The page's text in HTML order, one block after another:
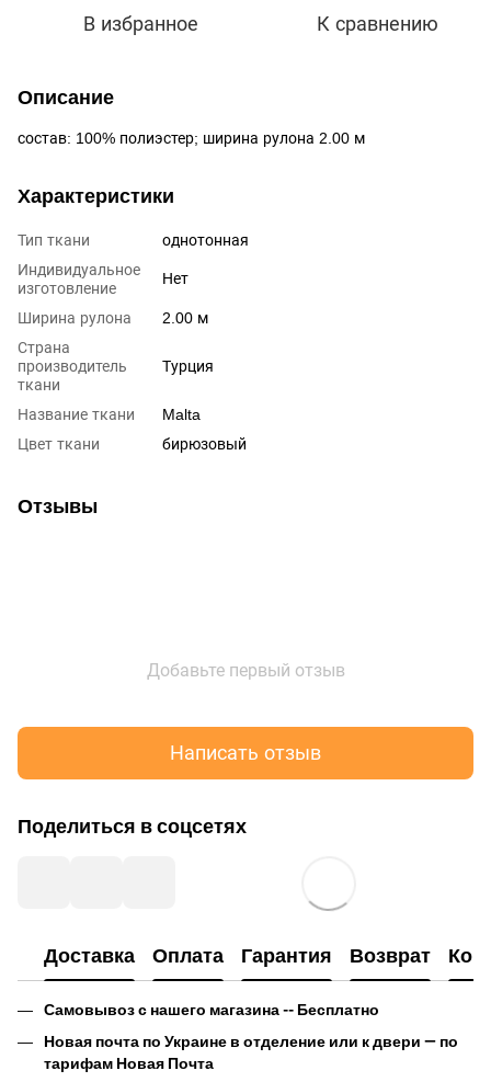
В избранное К сравнению
Описание
состав: 100% полиэстер; ширина рулона 2.00 м
Характеристики
Тип ткани
однотонная
Индивидуальное
изготовление
Нет
Ширина рулона
2.00 м
Страна
производитель
ткани
Турция
Название ткани
Malta
Цвет ткани
бирюзовый
Отзывы
Добавьте первый отзыв
Написать отзыв
Поделиться в соцсетях
Доставка Оплата Гарантия Возврат
Самовывоз с нашего магазина -- Бесплатно
Новая почта по Украине в отделение или к двери — по
тарифам Новая Почта